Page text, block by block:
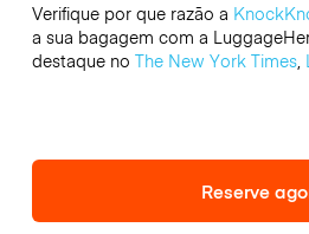
Verifique por que razão a
a sua bagagem com a
destaque no The New York Times,
Reserve